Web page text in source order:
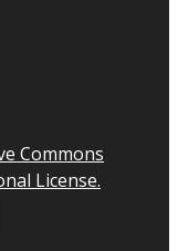
Commons
License.